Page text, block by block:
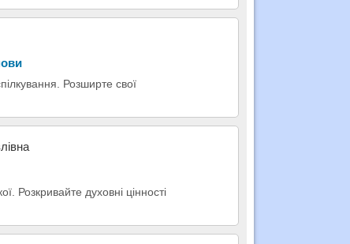
Розширте свої
Розкривайте духовні цінності